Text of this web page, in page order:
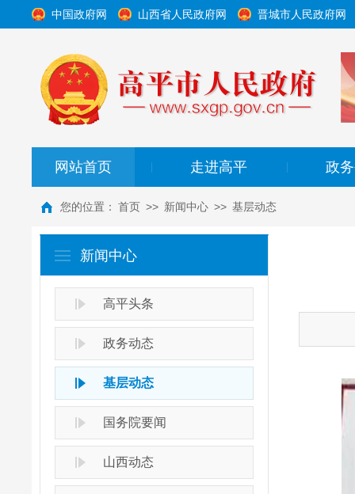
中国政府网 山西省人民政府网 晋城市人民政府网
网站首页 走进高平 政
您的位置： 首页 >> 新闻中心 >> 基层动态
新闻中心
高平头条
政务动态
基层动态
国务院要闻
山西动态